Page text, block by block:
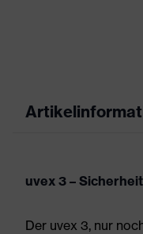
uvex 3 –
Der uvex 3, nur